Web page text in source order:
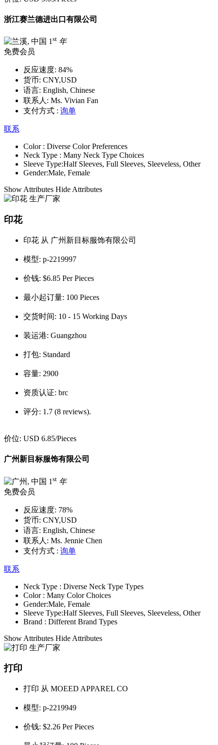
浙江赛兰德进出口有限公司
1st 年
免费会员
反应速度: 84%
货币: CNY,USD
语言: English, Chinese
联系人: Ms. Vivian Fan
支付方式 : 询单
联系
Color : Diverse Color Preferences
Neck Type : Many Neck Type Choices
Sleeve Type:Half Sleeves, Full Sleeves, Sleeveless, Other
Gender:Male, Female
Show Attributes Hide Attributes
印花
印花 从 广州新目标服饰有限公司
模型: p-2219997
价钱: $6.85 Per Pieces
最小起订量: 100 Pieces
交货时间: 10 - 15 Working Days
装运港: Guangzhou
打包: Standard
容量: 2900
资质认证: brc
评分: 1.7 (8 reviews).
价位: USD 6.85/Pieces
广州新目标服饰有限公司
1 st 年
免费会员
反应速度: 78%
货币: CNY,USD
语言: English, Chinese
联系人: Ms. Jennie Chen
支付方式 : 询单
联系
Neck Type : Diverse Neck Type Types
Color : Many Color Choices
Gender:Male, Female
Sleeve Type:Half Sleeves, Full Sleeves, Sleeveless, Other
Brand : Different Brand Types
Show Attributes Hide Attributes
打印
打印 从 MOEED APPAREL CO
模型: p-2219949
价钱: $2.26 Per Pieces